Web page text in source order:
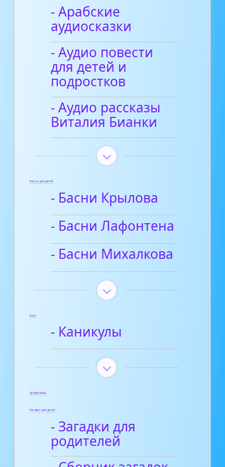
- Арабские
аудиосказки
- Аудио повести
для детей и
подростков
- Аудио рассказы
Виталия Бианки
Басни для детей
- Басни Крылова
- Басни Лафонтена
- Басни Михалкова
Блог
- Каникулы
Диафильмы
Загадки для детей
- Загадки для
родителей